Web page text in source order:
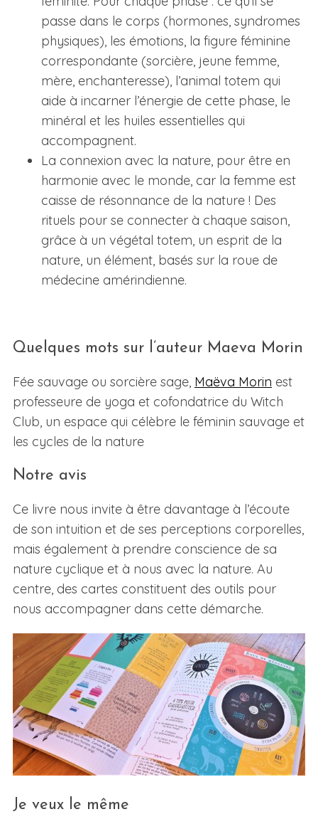
passe dans le corps (hormones, syndromes
physiques), les émotions, la figure féminine
correspondante (sorcière, jeune femme,
mère, enchanteresse), l’animal totem qui
aide à incarner l’énergie de cette phase, le
minéral et les huiles essentielles qui
accompagnent.
La connexion avec la nature, pour être en
harmonie avec le monde, car la femme est
caisse de résonnance de la nature ! Des
rituels pour se connecter à chaque saison,
grâce à un végétal totem, un esprit de la
nature, un élément, basés sur la roue de
médecine amérindienne.
Quelques mots sur l’auteur Maeva Morin
Fée sauvage ou sorcière sage, Maëva Morin est
professeure de yoga et cofondatrice du Witch
Club, un espace qui célèbre le féminin sauvage et
les cycles de la nature
Notre avis
Ce livre nous invite à être davantage à l’écoute
de son intuition et de ses perceptions corporelles,
mais également à prendre conscience de sa
nature cyclique et à nous avec la nature. Au
centre, des cartes constituent des outils pour
nous accompagner dans cette démarche.
Je veux le même